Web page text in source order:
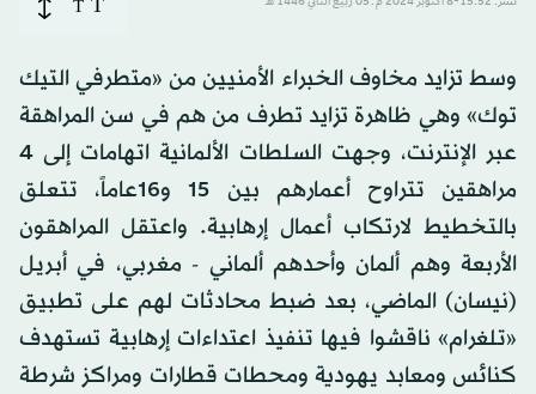
نُشر: 15:52-8 أكتوبر 2024 م ـ 05 ربيع الثاني 1446 هـ T
T
وسط تزايد مخاوف الخبراء الأمنيين من «متطرفي التيك
توك» وهي ظاهرة تزايد تطرف من هم في سن المراهقة
عبر الإنترنت، وجهت السلطات الألمانية اتهامات إلى 4
مراهقين تتراوح أعمارهم بين 15 و16عاماً، تتعلق
بالتخطيط لارتكاب أعمال إرهابية. واعتقل المراهقون
الأربعة وهم ألمان وأحدهم ألماني - مغربي، في أبريل
(نيسان) الماضي، بعد ضبط محادثات لهم على تطبيق
«تلغرام» ناقشوا فيها تنفيذ اعتداءات إرهابية تستهدف
كنائس ومعابد يهودية ومحطات قطارات ومراكز شرطة